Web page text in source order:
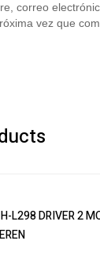
correo
vez que
L298 DRIVER 2